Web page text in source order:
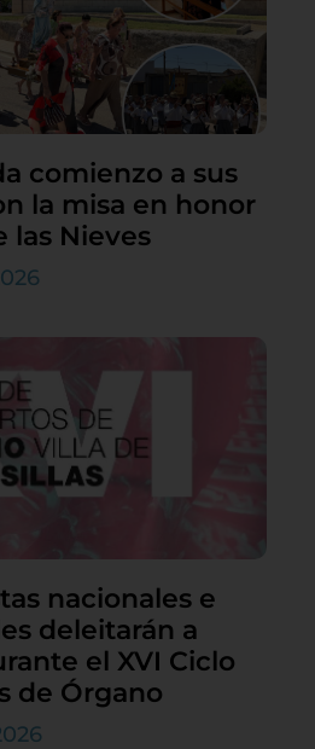
comienzo a sus
la misa en honor
las Nieves
nacionales e
deleitarán a
el XVI Ciclo
de Órgano